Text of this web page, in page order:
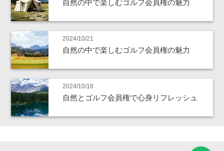
自然の中で楽しむゴルフ会員権の魅力
2024/10/21
自然の中で楽しむゴルフ会員権の魅力
2024/10/18
自然とゴルフ会員権で心身リフレッシュ